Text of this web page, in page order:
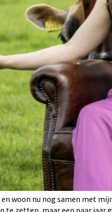
woon nu nog samen met